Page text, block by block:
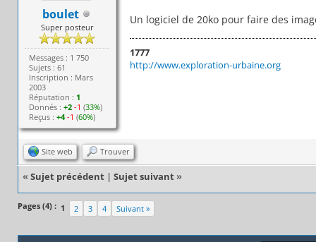
boulet
Super posteur
Messages : 1 750
Sujets : 61
Inscription : Mars
2003
Réputation : 1
Donnés :+2 -1 (33%)
Reçus :+4 -1 (60%)
Un logiciel de 20ko pour faire des
1777
http://www.exploration-urbaine.org
Site web Trouver
« Sujet précédent | Sujet suivant »
Pages (4) : 1 2 3 4 Suivant »